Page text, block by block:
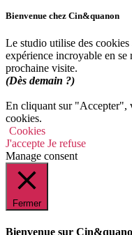
Bienvenue chez Cin&quanon
Le studio utilise des
expérience incroyable en se
prochaine visite.
(Dès demain ?)
En cliquant sur "Accepter",
cookies.
Cookies
J'accepte Je refuse
Manage consent
Fermer
Bienvenue sur